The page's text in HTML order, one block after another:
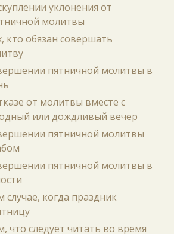
уклонения от
молитвы
кто обязан совершать
пятничной молитвы в
от молитвы вместе с
или дождливый вечер
пятничной молитвы
пятничной молитвы в
случае, когда праздник
что следует читать во время